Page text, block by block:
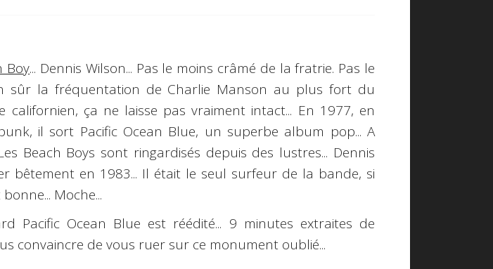
Boy... Dennis Wilson... Pas le moins crâmé de la fratrie. Pas le
sûr la fréquentation de Charlie Manson au plus fort du
californien, ça ne laisse pas vraiment intact... En 1977, en
il sort Pacific Ocean Blue, un superbe album pop... A
Beach Boys sont ringardisés depuis des lustres... Dennis
bêtement en 1983... Il était le seul surfeur de la bande, si
Moche...
Pacific Ocean Blue est réédité... 9 minutes extraites de
convaincre de vous ruer sur ce monument oublié...